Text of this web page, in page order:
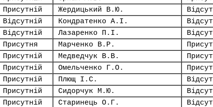
Присутній Жердицький В.Ю.
Відсутній Кондратенко А.І.
Відсутній Лазаренко П.І.
Присутня Марченко В.Р.
Присутній Медведчук В.В.
Присутній Омельченко Г.О.
Присутній Плющ І.С.
Присутній Сидорчук М.Ю.
Присутній Старинець О.Г.